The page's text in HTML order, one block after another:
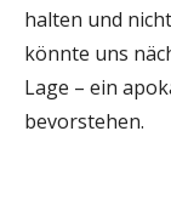
halten und
könnte uns
Lage – ein
bevorstehen.